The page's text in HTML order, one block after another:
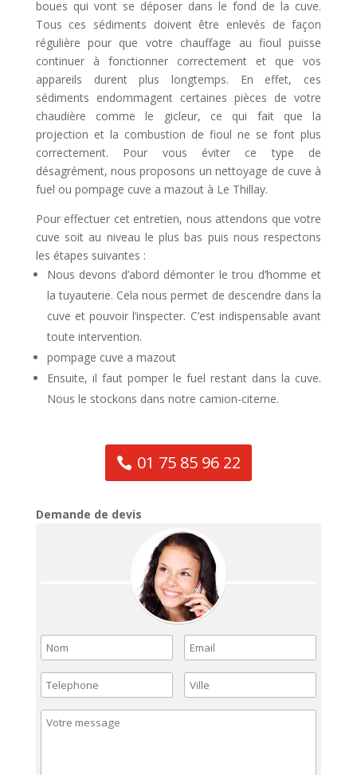
boues qui vont se déposer dans le fond de la cuve.
Tous ces sédiments doivent être enlevés de façon
régulière pour que votre chauffage au fioul puisse
continuer à fonctionner correctement et que vos
appareils durent plus longtemps. En effet, ces
sédiments endommagent certaines pièces de votre
chaudière comme le gicleur, ce qui fait que la
projection et la combustion de fioul ne se font plus
correctement. Pour vous éviter ce type de
désagrément, nous proposons un nettoyage de cuve à
fuel ou pompage cuve a mazout à Le Thillay.
Pour effectuer cet entretien, nous attendons que votre
cuve soit au niveau le plus bas puis nous respectons
les étapes suivantes :
Nous devons d’abord démonter le trou d’homme et
la tuyauterie. Cela nous permet de descendre dans la
cuve et pouvoir l’inspecter. C’est indispensable avant
toute intervention.
pompage cuve a mazout
Ensuite, il faut pomper le fuel restant dans la cuve.
Nous le stockons dans notre camion-citerne.
01 75 85 96 22
Demande de devis